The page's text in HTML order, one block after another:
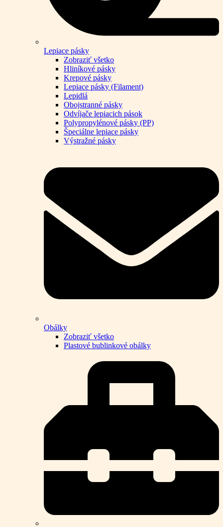
Lepiace pásky
Zobraziť všetko
Hliníkové pásky
Krepové pásky
Lepiace pásky (Filament)
Lepidlá
Obojstranné pásky
Odvíjače lepiacich pások
Polypropylénové pásky (PP)
Špeciálne lepiace pásky
Výstražné pásky
Obálky
Zobraziť všetko
Plastové bublinkové obálky